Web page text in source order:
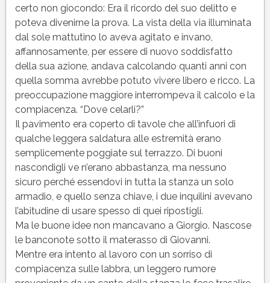
certo non giocondo: Era il ricordo del suo delitto e
poteva divenirne la prova. La vista della via illuminata
dal sole mattutino lo aveva agitato e invano,
affannosamente, per essere di nuovo soddisfatto
della sua azione, andava calcolando quanti anni con
quella somma avrebbe potuto vivere libero e ricco. La
preoccupazione maggiore interrompeva il calcolo e la
compiacenza. “Dove celarli?”
Il pavimento era coperto di tavole che all’infuori di
qualche leggera saldatura alle estremità erano
semplicemente poggiate sul terrazzo. Di buoni
nascondigli ve n’erano abbastanza, ma nessuno
sicuro perché essendovi in tutta la stanza un solo
armadio, e quello senza chiave, i due inquilini avevano
l’abitudine di usare spesso di quei ripostigli.
Ma le buone idee non mancavano a Giorgio. Nascose
le banconote sotto il materasso di Giovanni.
Mentre era intento al lavoro con un sorriso di
compiacenza sulle labbra, un leggero rumore